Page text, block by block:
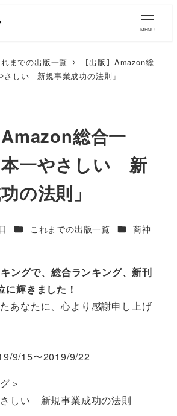
MENU
れまでの出版一覧
【出版】Amazon総
さしい 新規事業成功の法則」
Amazon総合一
本一やさしい 新
の法則」
これまでの出版一覧 商神
ングで、総合ランキング、新刊
に輝きました！
あなたに、心より感謝申し上げ
9/15〜2019/9/22
＞
しい 新規事業成功の法則